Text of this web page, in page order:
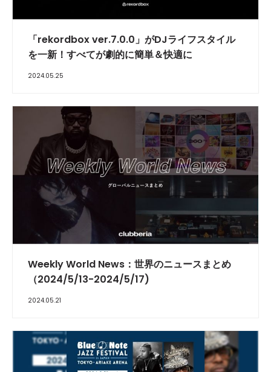
「rekordbox ver.7.0.0」がDJライフスタイル
を一新！すべてが劇的に簡単＆快適に
2024.05.25
Weekly World News：世界のニュースまとめ
（2024/5/13-2024/5/17)
2024.05.21